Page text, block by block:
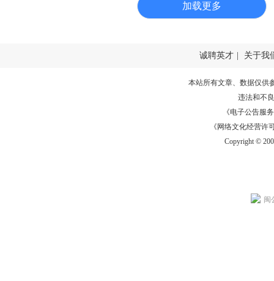
加载更多
诚聘英才 关于我
本站所有文章、数据仅供
违法和不
《电子公告服务
《网络文化经营许
Copyright ©
闽